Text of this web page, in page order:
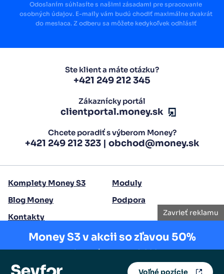
Zavrieť reklamu
Money S3 v akcii so zľavou 50%
Akcia platí len do15.8.2025.
Odoslaním súhlasíte s našimi zásadami pre spracovanie
osobných údajov. E-maily vám budú chodiť maximálne dvakrát
do mesiaca. Z odberu sa môžete kedykoľvek odhlásiť
Ste klient a máte otázku?
+421 249 212 345
Zákaznícky portál
clientportal.money.sk
Chcete poradiť s výberom Money?
+421 249 212 323| obchod@money.sk
Komplety Money S3
Moduly
Blog Money
Podpora
Kontakty
Copyright 2026 Seyfor Slovensko, a.s.
Voľné pozície